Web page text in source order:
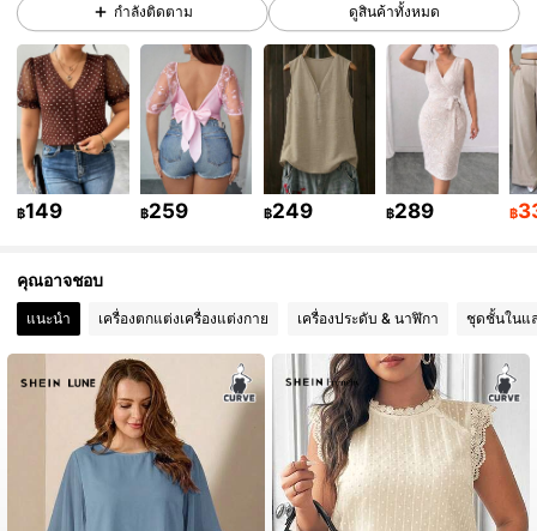
4.84 649K ผู้ติดตาม
4.84 649K ผู้ติดตาม
4.84 649K ผู้ติดตาม
4.84 649K ผู้ติดตาม
4.84 649K ผู้ติดตาม
4.84 649K ผู้ติดตาม
กำลังติดตาม ดูสินค้าทั้งหมด
฿149 ฿259 ฿249 ฿289 ฿
คุณอาจชอบ
แนะนำ เครื่องตกแต่งเครื่องแต่งกาย เครื่องประดับ & นาฬิกา ชุดชั้นในแ